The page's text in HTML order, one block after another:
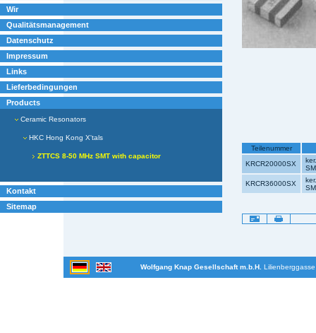
Wir
Qualitätsmanagement
Datenschutz
Impressum
Links
Lieferbedingungen
Products
Ceramic Resonators
HKC Hong Kong X'tals
ZTTCS 8-50 MHz SMT with capacitor
Kontakt
Sitemap
Teilenummer
KRCR20000SX
KRCR36000SX
Artikelaktionen
Wolfgang Knap Gesellschaft m.b.H.